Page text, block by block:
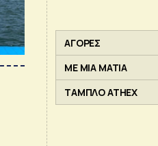
ΑΓΟΡΕΣ
ΜΕ ΜΙΑ ΜΑΤΙΑ
ΤΑΜΠΛΟ ATHEX